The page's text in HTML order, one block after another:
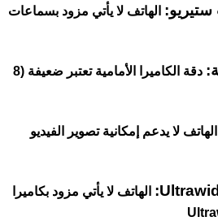
الهاتف لا يأتي مزود بسماعات
دقة الكاميرا الأمامية تعتبر ضعيفة (8
الهاتف لا يدعم إمكانية تصوير الفيديو
الهاتف لا يأتي مزود بكاميرا